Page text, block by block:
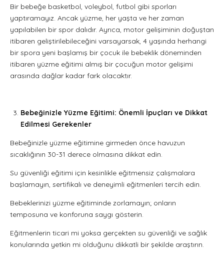
Bir bebeğe basketbol, voleybol, futbol gibi sporları
yaptıramayız. Ancak yüzme, her yaşta ve her zaman
yapılabilen bir spor dalıdır. Ayrıca, motor gelişiminin doğuştan
itibaren geliştirilebileceğini varsayarsak, 4 yaşında herhangi
bir spora yeni başlamış bir çocuk ile bebeklik döneminden
itibaren yüzme eğitimi almış bir çocuğun motor gelişimi
arasında dağlar kadar fark olacaktır.
Bebeğinizle Yüzme Eğitimi: Önemli İpuçları ve Dikkat
Edilmesi Gerekenler
Bebeğinizle yüzme eğitimine girmeden önce havuzun
sıcaklığının 30-31 derece olmasına dikkat edin.
Su güvenliği eğitimi için kesinlikle eğitmensiz çalışmalara
başlamayın, sertifikalı ve deneyimli eğitmenleri tercih edin.
Bebeklerinizi yüzme eğitiminde zorlamayın; onların
temposuna ve konforuna saygı gösterin.
Eğitmenlerin ticari mi yoksa gerçekten su güvenliği ve sağlık
konularında yetkin mi olduğunu dikkatli bir şekilde araştırın.